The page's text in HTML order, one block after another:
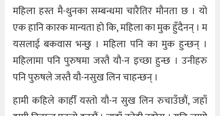
महिला हस्त मै-थुनका सम्बन्धमा चारैतिर मौनता छ । यो
एक हानि कारक मान्यता हो कि, महिला का मुक हुँदैनन् । म
यसलाई बकवास भन्छु । महिला पनि का मुक हुन्छन् ।
महिलामा पनि पुरुषमा जस्तै यौ-न इच्छा हुन्छ । उनीहरु
पनि पुरुषले जस्तै यौ-नसुख लिन चाहन्छन् ।
हामी कहिले काहीँ यस्तो यौ-न सुख लिन रुचाउँछौं, जहाँ